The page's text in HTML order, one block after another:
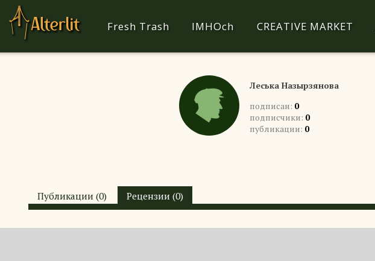
Fresh Trash IMHOch CREATIVE MARKET
Леська Назырзянова
подписан: 0
подписчики: 0
публикации: 0
Публикации (0) Рецензии (0)